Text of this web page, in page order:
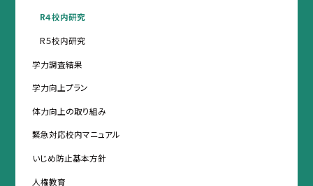
R４校内研究
R５校内研究
学力調査結果
学力向上プラン
体力向上の取り組み
緊急対応校内マニュアル
いじめ防止基本方針
人権教育